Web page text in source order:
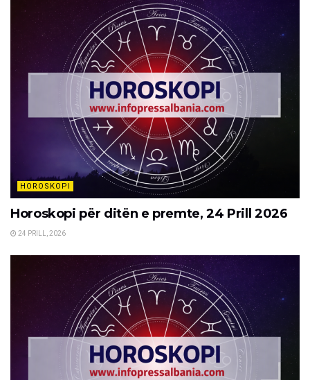
HOROSKOPI
Horoskopi për ditën e premte, 24 Prill 2026
24 PRILL, 2026